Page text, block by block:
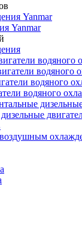
Yanmar
Yanmar
водяного
водяного
водяного
водяного